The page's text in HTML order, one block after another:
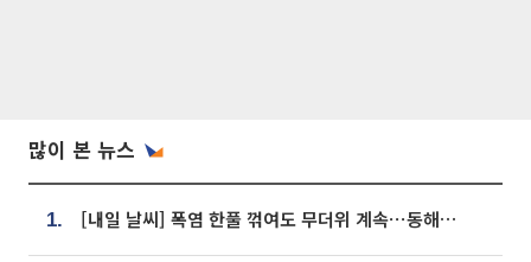
많이 본 뉴스
1. [내일 날씨] 폭염 한풀 꺾여도 무더위 계속⋯동해안 이틀 연속 비